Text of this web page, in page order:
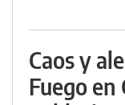
Caos y
Fuego en